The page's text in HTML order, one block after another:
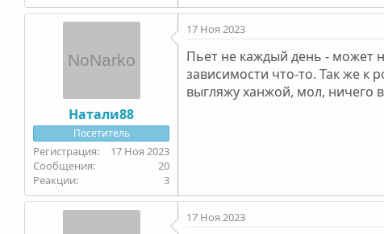
Натали88
Посетитель
17 Ноя 2023
20
3
17 Ноя 2023
Пьет не каждый день - может
зависимости что-то. Так же к
выгляжу ханжой, мол, ничего
17 Ноя 2023